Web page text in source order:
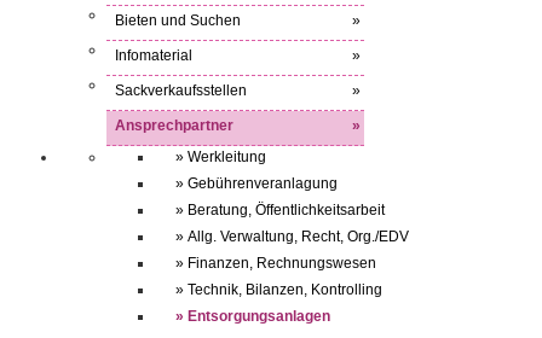
Bieten und Suchen »
Infomaterial »
Sackverkaufsstellen »
Ansprechpartner
»
» Werkleitung
» Gebührenveranlagung
» Beratung, Öffentlichkeitsarbeit
» Allg. Verwaltung, Recht, Org./EDV
» Finanzen, Rechnungswesen
» Technik, Bilanzen, Kontrolling
» Entsorgungsanlagen